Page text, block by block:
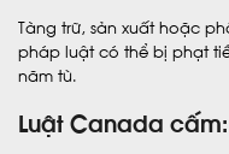
Tàng trữ, sản xuất hoặc
pháp luật có thể bị phạt
năm tù.
Luật Canada cấm: